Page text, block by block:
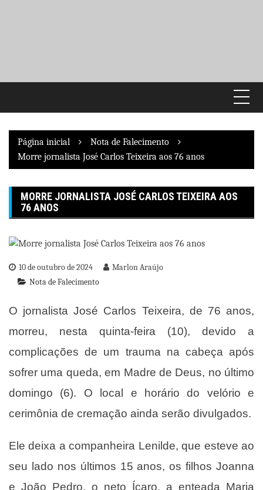
Página inicial
Nota de Falecimento
Morre jornalista José Carlos Teixeira aos 76 anos
MORRE JORNALISTA JOSÉ CARLOS TEIXEIRA AOS
76 ANOS
10 de outubro de 2024
Marlon Araújo
Nota de Falecimento
O jornalista José Carlos Teixeira, de 76 anos,
morreu, nesta quinta-feira (10), devido a
complicações de um trauma na cabeça após
sofrer uma queda, em Madre de Deus, no último
domingo (6). O local e horário do velório e
cerimônia de cremação ainda serão divulgados.
Ele deixa a companheira Lenilde, que esteve ao
seu lado nos últimos 15 anos, os filhos Joanna
e João Pedro, o neto Ícaro, a enteada Maria